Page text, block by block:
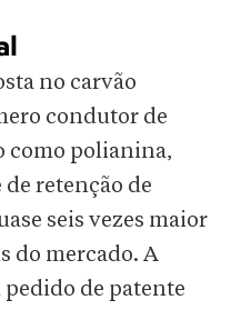
no carvão
condutor de
como polianina,
retenção de
seis vezes maior
do mercado. A
de patente